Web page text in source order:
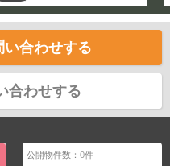
い合わせする
合わせする
公開物件数：0件